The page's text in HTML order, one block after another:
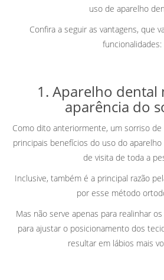
uso de aparelho
Confira a seguir as vantagens, que
funcionalidades:
1. Aparelho dental
aparência do
Como dito anteriormente, um sorriso de
principais benefícios do uso do
de visita de toda a
Inclusive, também é a principal razão
por esse método
Mas não serve apenas para realinhar
para ajustar o posicionamento dos
resultar em lábios mais